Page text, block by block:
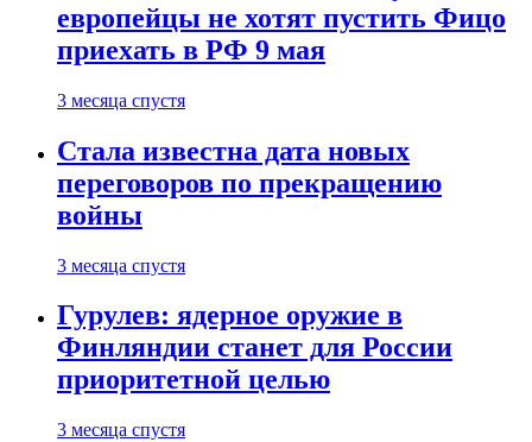
европейцы не хотят пустить Фицо
приехать в РФ 9 мая
3 месяца спустя
Стала известна дата новых
переговоров по прекращению
войны
3 месяца спустя
Гурулев: ядерное оружие в
Финляндии станет для России
приоритетной целью
3 месяца спустя